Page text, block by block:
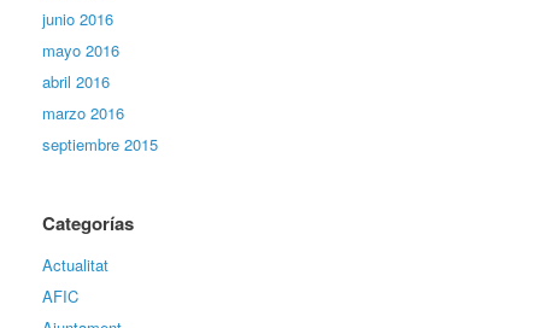
junio 2016
mayo 2016
abril 2016
marzo 2016
septiembre 2015
Categorías
Actualitat
AFIC